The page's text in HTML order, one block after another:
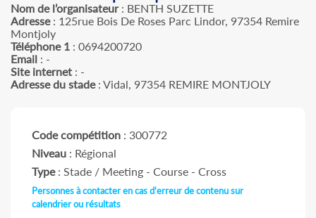
Nom de l’organisateur: BENTH SUZETTE
Adresse: 125rue Bois De Roses Parc Lindor, 97354 Remire
Montjoly
Téléphone 1 : 0694200720
Email : -
Site internet : -
Adresse du stade: Vidal, 97354 REMIRE MONTJOLY
Code compétition : 300772
Niveau : Régional
Type: Stade / Meeting - Course - Cross
Personnes à contacter en cas d'erreur de contenu sur
calendrier ou résultats